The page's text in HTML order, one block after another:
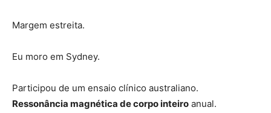
Margem estreita.
Eu moro em Sydney.
Participou de um ensaio clínico australiano.
Ressonância magnética de corpo inteiro anual.